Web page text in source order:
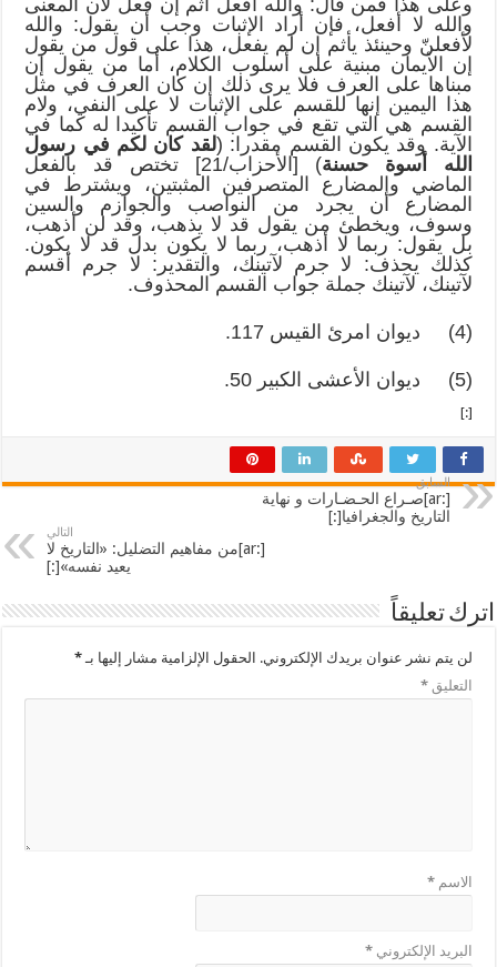
والله لا أفعل، فإن أراد الإثبات وجب أن يقول: والله
لأفعلنّ وحينئذ يأثم إن لم يفعل، هذا على قول من يقول
إن الأيمان مبنية على أسلوب الكلام، أما من يقول إن
مبناها على العرف فلا يرى ذلك إن كان العرف في مثل
هذا اليمين إنها للقسم على الإثبات لا على النفي، ولام
القسم هي التي تقع في جواب القسم تأكيدا له كما في
الآية. وقد يكون القسم مقدرا: (لقد كان لكم في رسول
الله أسوة حسنة
) [الأحزاب/21] تختص قد بالفعل
الماضي والمضارع المتصرفين المثبتين، ويشترط في
المضارع أن يجرد من النواصب والجوازم والسين
وسوف، ويخطئ من يقول قد لا يذهب، وقد لن أذهب،
بل يقول: ربما لا أذهب، ربما لا يكون بدل قد لا يكون.
كذلك يحذف: لا جرم لآتينك، والتقدير: لا جرم أقسم
لآتينك، لآتينك جملة جواب القسم المحذوف.
(4) ديوان امرئ القيس 117.
(5) ديوان الأعشى الكبير 50.
[:]
السابق
[:ar]صـراع الحـضـارات و نهاية
التاريخ والجغرافيا[:]
التالي
[:ar]من مفاهيم التضليل: «التاريخ لا
يعيد نفسه»[:]
اترك تعليقاً
لن يتم نشر عنوان بريدك الإلكتروني. الحقول الإلزامية مشار إليها بـ*
التعليق*
الاسم*
البريد الإلكتروني*